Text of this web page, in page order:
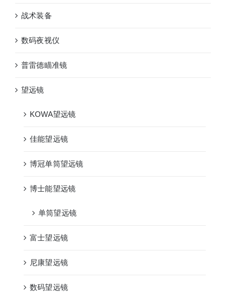
战术装备
数码夜视仪
普雷德瞄准镜
望远镜
KOWA望远镜
佳能望远镜
博冠单筒望远镜
博士能望远镜
单筒望远镜
富士望远镜
尼康望远镜
数码望远镜